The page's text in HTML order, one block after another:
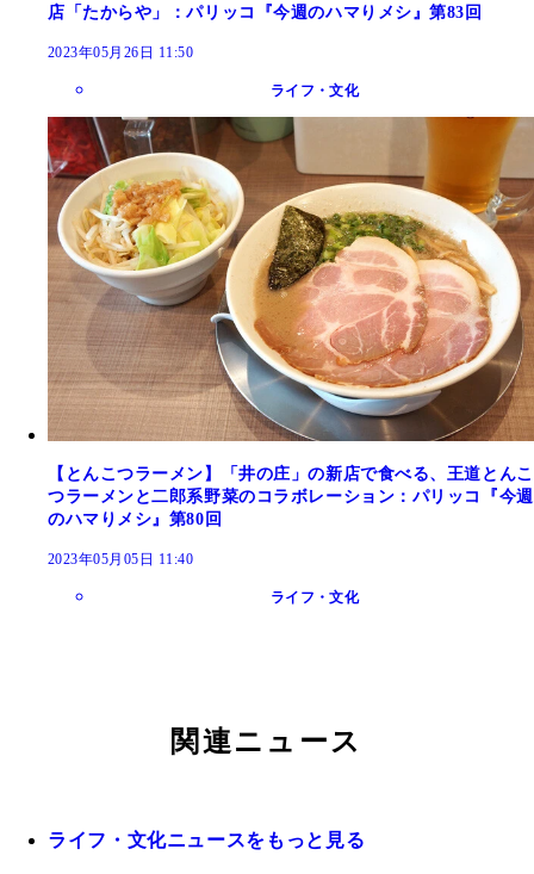
店「たからや」：パリッコ『今週のハマりメシ』第83回
2023年05月26日 11:50
ライフ・文化
【とんこつラーメン】「井の庄」の新店で食べる、王道とんこ
つラーメンと二郎系野菜のコラボレーション：パリッコ『今週
のハマりメシ』第80回
2023年05月05日 11:40
ライフ・文化
関連ニュース
ライフ・文化ニュースをもっと見る